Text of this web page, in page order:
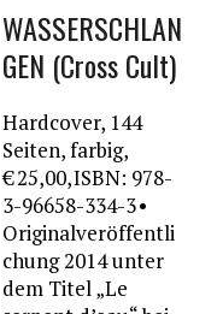
WASSERSCHLAN
GEN (Cross Cult)
Hardcover, 144
Seiten, farbig,
€ 25,00, ISBN: 978-
3-96658-334-3 •
Originalveröffentli
chung 2014 unter
dem Titel „Le